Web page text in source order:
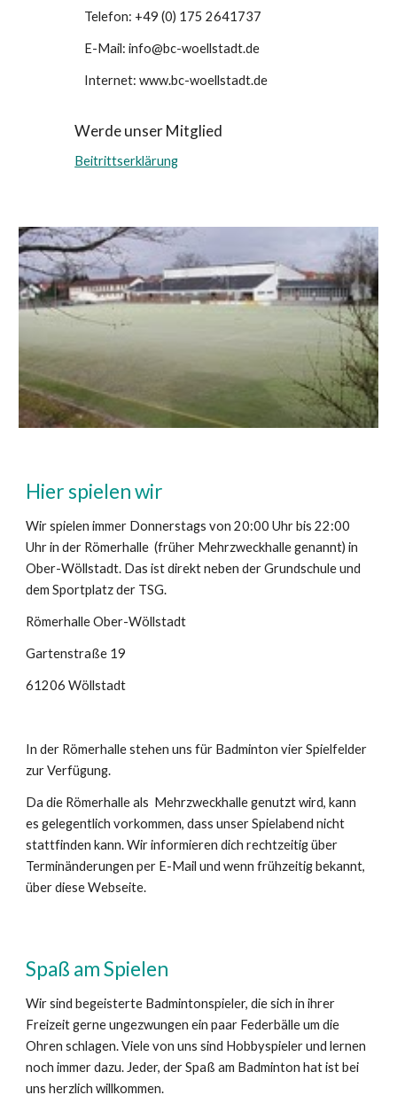
Telefon: +49 (0) 175 2641737
E-Mail: info@bc-woellstadt.de
Internet: www.bc-woellstadt.de
Werde unser Mitglied
Beitrittserklärung
Hier spielen wir
Wir spielen immer Donnerstags von 20:00 Uhr bis 22:00
Uhr in der Römerhalle (früher Mehrzweckhalle genannt) in
Ober-Wöllstadt. Das ist direkt neben der Grundschule und
dem Sportplatz der TSG.
Römerhalle Ober-Wöllstadt
Gartenstraße 19
61206 Wöllstadt
In der Römerhalle stehen uns für Badminton vier Spielfelder
zur Verfügung.
Da die Römerhalle als Mehrzweckhalle genutzt wird, kann
es gelegentlich vorkommen, dass unser Spielabend nicht
stattfinden kann. Wir informieren dich rechtzeitig über
Terminänderungen per E-Mail und wenn frühzeitig bekannt,
über diese Webseite.
Spaß am Spielen
Wir sind begeisterte Badmintonspieler, die sich in ihrer
Freizeit gerne ungezwungen ein paar Federbälle um die
Ohren schlagen. Viele von uns sind Hobbyspieler und lernen
noch immer dazu. Jeder, der Spaß am Badminton hat ist bei
uns herzlich willkommen.